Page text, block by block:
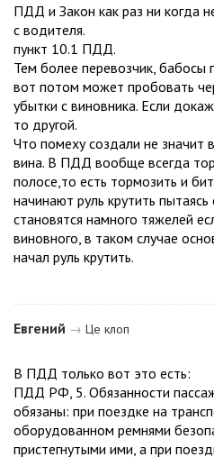
ПДД и Закон как раз ни когда
с водителя.
пункт 10.1 ПДД.
Тем более перевозчик, бабосы
вот потом может пробовать
убытки с виновника. Если
то другой.
Что помеху создали не значит
вина. В ПДД вообще всегда
полосе,то есть тормозить и
начинают руль крутить
становятся намного тяжелей
виновного, в таком случае
начал руль крутить.
Евгений → Це клоп
В ПДД только вот это есть:
ПДД РФ, 5. Обязанности
обязаны: при поездке на
оборудованном ремнями
пристегнутыми ими, а при